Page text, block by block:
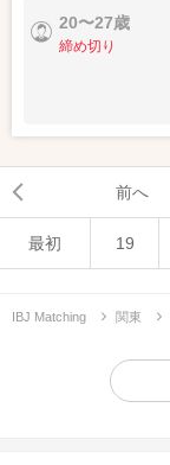
20〜27歳
締め切り
前へ
最初 19
IBJ Matching 関東